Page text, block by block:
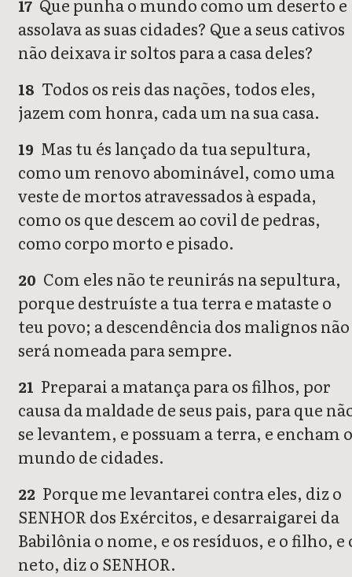
17 Que punha o mundo como um deserto e
assolava as suas cidades? Que a seus cativos
não deixava ir soltos para a casa deles?
18 Todos os reis das nações, todos eles,
jazem com honra, cada um na sua casa.
19 Mas tu és lançado da tua sepultura,
como um renovo abominável, como uma
veste de mortos atravessados à espada,
como os que descem ao covil de pedras,
como corpo morto e pisado.
20 Com eles não te reunirás na sepultura,
porque destruíste a tua terra e mataste o
teu povo; a descendência dos malignos não
será nomeada para sempre.
21 Preparai a matança para os filhos, por
causa da maldade de seus pais, para que
se levantem, e possuam a terra, e encham o
mundo de cidades.
22 Porque me levantarei contra eles, diz o
SENHOR dos Exércitos, e desarraigarei da
Babilônia o nome, e os resíduos, e o filho, e
neto, diz o SENHOR.